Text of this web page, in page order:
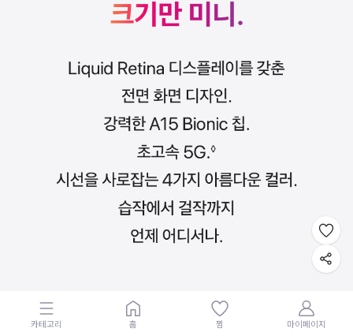
카테고리 홈 찜 마이페이지